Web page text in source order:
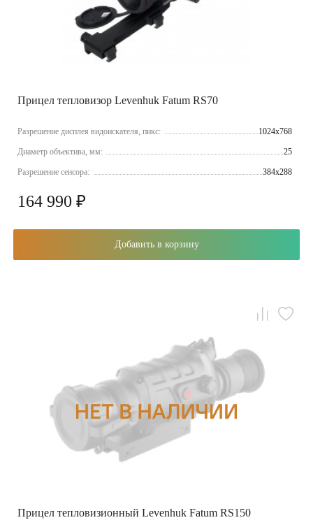
Прицел тепловизор Levenhuk Fatum RS70
Разрешение дисплея видоискателя, пикс: 1024x768
Диаметр объектива, мм: 25
Разрешение сенсора: 384x288
164 990 ₽
Добавить в корзину
Прицел тепловизионный Levenhuk Fatum RS150